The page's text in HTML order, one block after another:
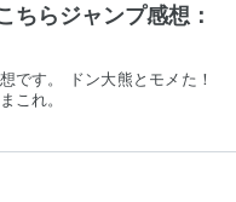
ちらジャンプ感想：
です。 ドン大熊とモメた！
これ。